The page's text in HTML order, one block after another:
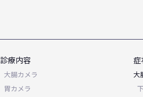
診療内容
大腸カメラ
胃カメラ
大